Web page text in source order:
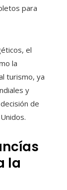
para
el
la
turismo, ya
y
de
la